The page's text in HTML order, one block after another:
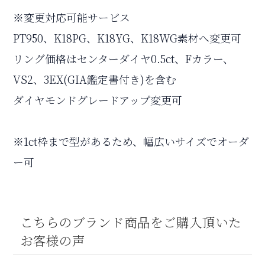
※変更対応可能サービス
PT950、K18PG、K18YG、K18WG素材へ変更可
リング価格はセンターダイヤ0.5ct、Fカラー、
VS2、3EX(GIA鑑定書付き)を含む
ダイヤモンドグレードアップ変更可
※1ct枠まで型があるため、幅広いサイズでオーダ
ー可
こちらのブランド商品をご購入頂いた
お客様の声